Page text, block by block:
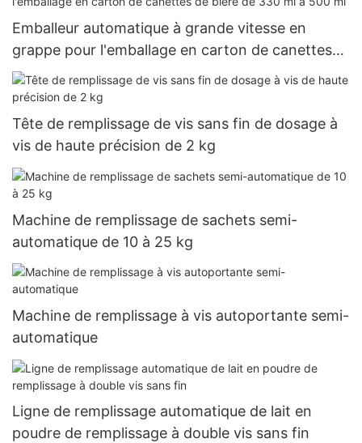
Emballeur automatique à grande vitesse en
grappe pour l'emballage en carton de canettes
de bière de 330 ml à 500 ml
Tête de remplissage de vis sans fin de dosage à
vis de haute précision de 2 kg
Machine de remplissage de sachets semi-
automatique de 10 à 25 kg
Machine de remplissage à vis autoportante semi-
automatique
Ligne de remplissage automatique de lait en
poudre de remplissage à double vis sans fin